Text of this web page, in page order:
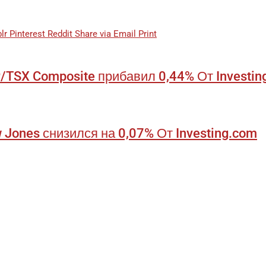
Pinterest Reddit Share via Email Print
Composite прибавил 0,44% От
снизился на 0,07% От Investing.com